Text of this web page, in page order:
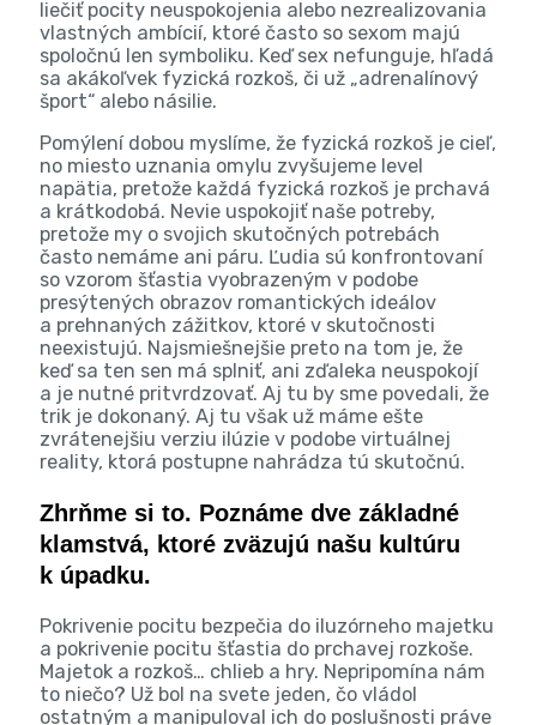
liečiť pocity neuspokojenia alebo nezrealizovania
vlastných ambícií, ktoré často so sexom majú
spoločnú len symboliku. Keď sex nefunguje, hľadá
sa akákoľvek fyzická rozkoš, či už „adrenalínový
šport“ alebo násilie.
Pomýlení dobou myslíme, že fyzická rozkoš je cieľ,
no miesto uznania omylu zvyšujeme level
napätia, pretože každá fyzická rozkoš je prchavá
a krátkodobá. Nevie uspokojiť naše potreby,
pretože my o svojich skutočných potrebách
často nemáme ani páru. Ľudia sú konfrontovaní
so vzorom šťastia vyobrazeným v podobe
presýtených obrazov romantických ideálov
a prehnaných zážitkov, ktoré v skutočnosti
neexistujú. Najsmiešnejšie preto na tom je, že
keď sa ten sen má splniť, ani zďaleka neuspokojí
a je nutné pritvrdzovať. Aj tu by sme povedali, že
trik je dokonaný. Aj tu však už máme ešte
zvrátenejšiu verziu ilúzie v podobe virtuálnej
reality, ktorá postupne nahrádza tú skutočnú.
Zhrňme si to. Poznáme dve základné
klamstvá, ktoré zväzujú našu kultúru
k úpadku.
Pokrivenie pocitu bezpečia do iluzórneho majetku
a pokrivenie pocitu šťastia do prchavej rozkoše.
Majetok a rozkoš… chlieb a hry. Nepripomína nám
to niečo? Už bol na svete jeden, čo vládol
ostatným a manipuloval ich do poslušnosti práve